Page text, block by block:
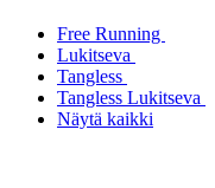
Free Running
Lukitseva
Tangless
Tangless Lukitseva
Näytä kaikki